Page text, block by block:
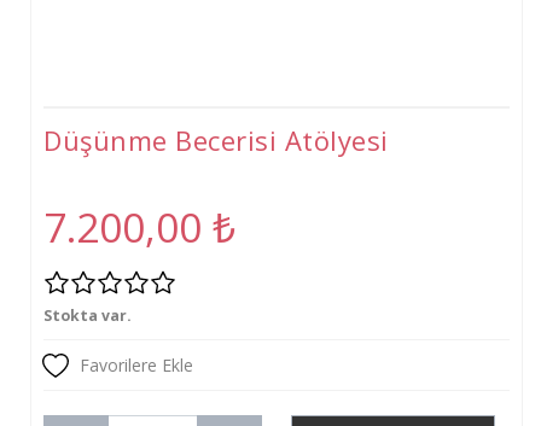
Düşünme Becerisi Atölyesi
7.200,00 ₺
Stokta var.
Favorilere Ekle